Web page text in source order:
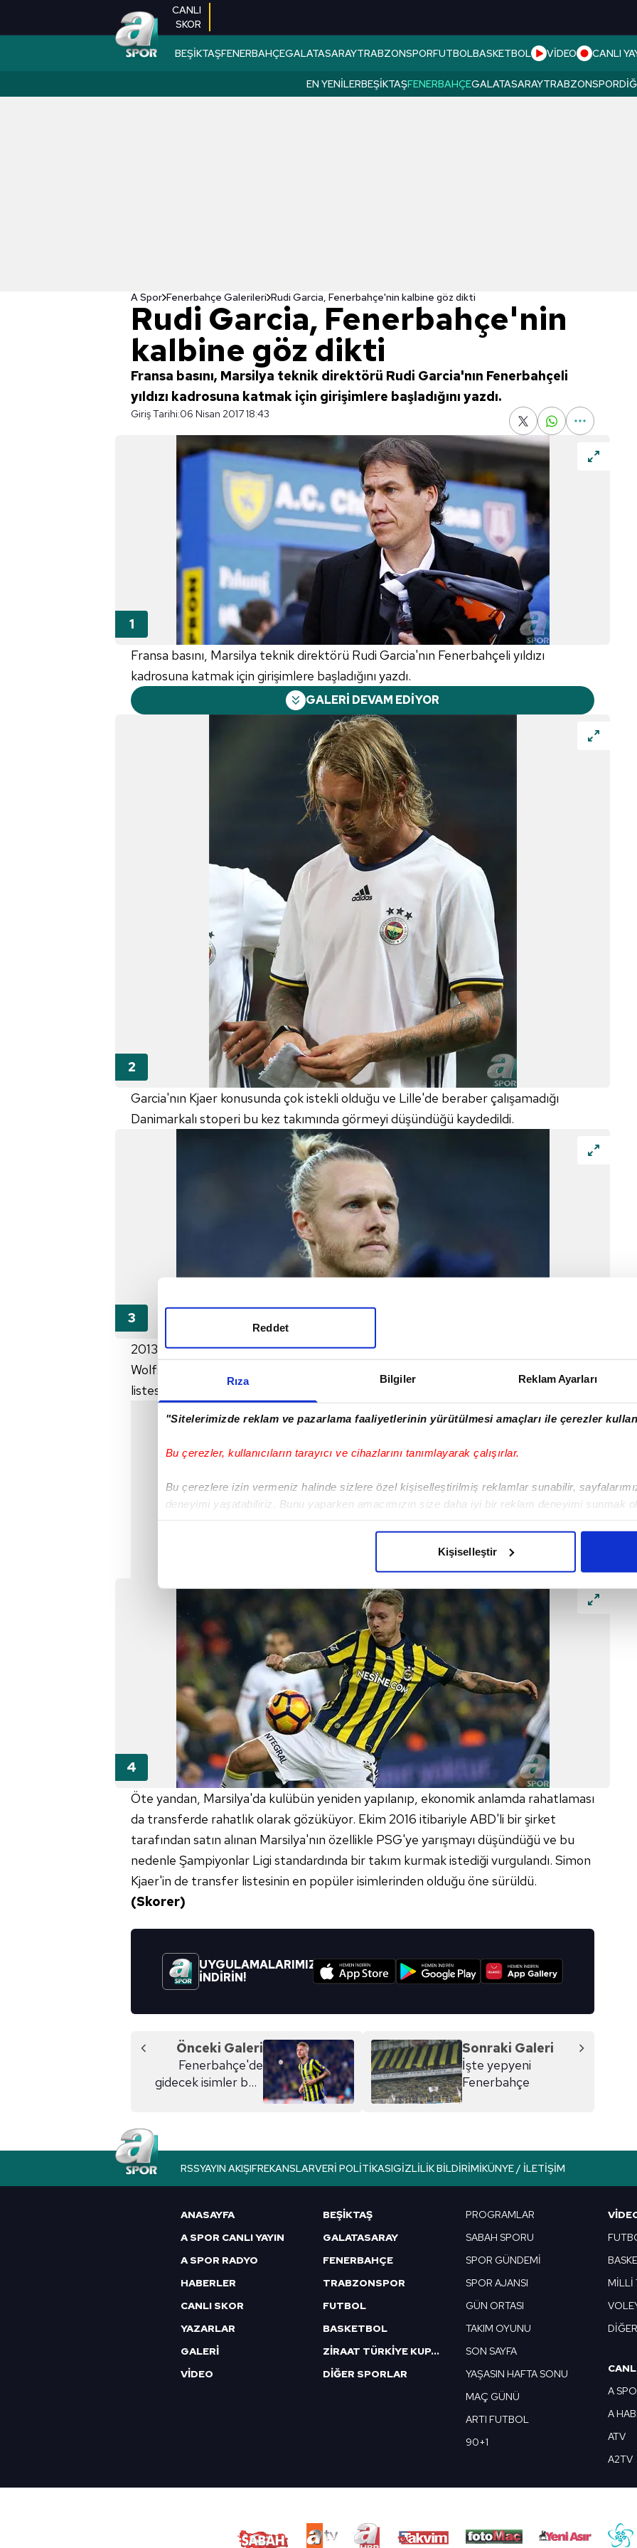
Rıza Bilgiler Reklam Ayarları
"Sitelerimizde reklam ve pazarlama faaliyetlerinin yürütülmesi amaçları ile çerezler
Bu çerezler, kullanıcıların tarayıcı ve cihazlarını tanımlayarak çalışırlar.
Bu çerezlere izin vermeniz halinde sizlere özel kişiselleştirilmiş reklamlar sunabilir,
deneyimi yaşatabiliriz. Bunu yaparken amacımızın size daha iyi bir reklam deneyimi sunmak
Her halükârda, kullanıcılar, bu çerezlere izin vermedikleri takdirde, kullanıcılara hedefli
Sizlere daha iyi bir hizmet sunabilmek için İnternet Sitemizde kendimize ve üçüncü kişilere ait
çerezler vasıtasıyla çeşitli kişisel verileriniz işlenmekte olup gerekli olan çerezler bilgi toplumu
amacıyla kullanılmaktadır. Diğer çerezler, sitemizin daha işlevsel kılınması ve
reklam/pazarlama faaliyetlerinin yapılması, amaçlarıyla sınırlı olarak açık rızanız dahilinde
Çerezlere ilişkin tercihlerinizi aşağıda yer alan panel vasıtasıyla belirleyebilirsiniz. Çerezlere
butonuna tıklayabilir,Çerez Bilgilendirme Metnimizi ziyaret edebilirsiniz.
6698 sayılı Kişisel Verilerin Korunması Kanunu uyarınca hazırlanmış Aydınlatma Metnimizi
mevzuata uygun olarak kullanılan çerezlerle ilgili bilgi almak için lütfen
tıklayınız
Reddet
Kişiselleştir
CANLI
SKOR
BEŞİKTAŞFENERBAHÇEGALATASARAYTRABZONSPORFUTBOLBASKETBOL VİDEO CANLI
EN YENILERBEŞIKTAŞFENERBAHÇEGALATASARAYTRABZONSPOR
A Spor Fenerbahçe Galerileri Rudi Garcia, Fenerbahçe'nin kalbine göz dikti
Rudi Garcia, Fenerbahçe'nin
kalbine göz dikti
Fransa basını, Marsilya teknik direktörü Rudi Garcia'nın Fenerbahçeli
yıldızı kadrosuna katmak için girişimlere başladığını yazdı.
Giriş Tarihi:06 Nisan 2017 18:43
Fransa basını, Marsilya teknik direktörü Rudi Garcia'nın Fenerbahçeli yıldızı
kadrosuna katmak için girişimlere başladığını yazdı.
GALERİ DEVAM EDİYOR
Garcia'nın Kjaer konusunda çok istekli olduğu ve Lille'de beraber çalışamadığı
Danimarkalı stoperi bu kez takımında görmeyi düşündüğü kaydedildi.
2013-14 sezonu başında Garcia, Lille'den ayrılıp Roma'ya geçtiğinde Kjaer de
Wolfsburg'dan Lille'e geçmişti. O dönemden dolayı 27 yaşındaki stoperi hep
listesinde tutan Fransız teknik adam bu fırsatı kaçırmak istemiyor.
Öte yandan, Marsilya'da kulübün yeniden yapılanıp, ekonomik anlamda rahatlaması
da transferde rahatlık olarak gözüküyor. Ekim 2016 itibariyle ABD'li bir şirket
tarafından satın alınan Marsilya'nın özellikle PSG'ye yarışmayı düşündüğü ve bu
nedenle Şampiyonlar Ligi standardında bir takım kurmak istediği vurgulandı. Simon
Kjaer'in de transfer listesinin en popüler isimlerinden olduğu öne sürüldü.
(Skorer)
UYGULAMALARIMIZI
İNDİRİN!
Önceki Galeri
Fenerbahçe'de
gidecek isimler belli
Sonraki Galeri
İşte yepyeni
Fenerbahçe
RSSYAYIN AKIŞIFREKANSLARVERI POLITIKASIGIZLILIK BILDIRIMIKÜNYE / İLETIŞIM
ANASAYFA
A SPOR CANLI YAYIN
A SPOR RADYO
HABERLER
CANLI SKOR
YAZARLAR
GALERİ
VİDEO
BEŞİKTAŞ
GALATASARAY
FENERBAHÇE
TRABZONSPOR
FUTBOL
BASKETBOL
ZİRAAT TÜRKİYE KUPASI
DİĞER SPORLAR
PROGRAMLAR
SABAH SPORU
SPOR GÜNDEMİ
SPOR AJANSI
GÜN ORTASI
TAKIM OYUNU
SON SAYFA
YAŞASIN HAFTA SONU
MAÇ GÜNÜ
ARTI FUTBOL
90+1
MİLLİ
DİĞER
A
A
ATV
A2TV